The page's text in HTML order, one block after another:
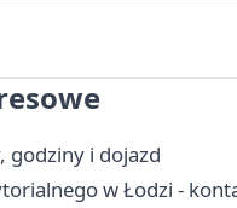
godziny i dojazd
w Łodzi -